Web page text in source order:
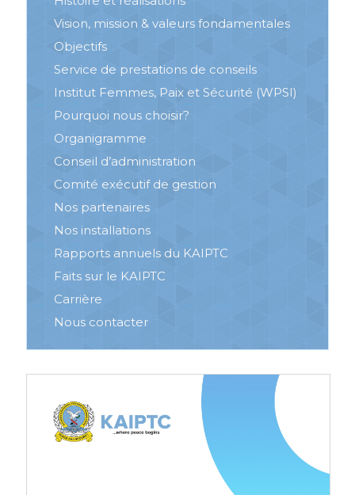
Vision, mission & valeurs fondamentales
Objectifs
Service de prestations de conseils
Institut Femmes, Paix et Sécurité (WPSI)
Pourquoi nous choisir?
Organigramme
Conseil d’administration
Comité exécutif de gestion
Nos partenaires
Nos installations
Rapports annuels du KAIPTC
Faits sur le KAIPTC
Carrière
Nous contacter